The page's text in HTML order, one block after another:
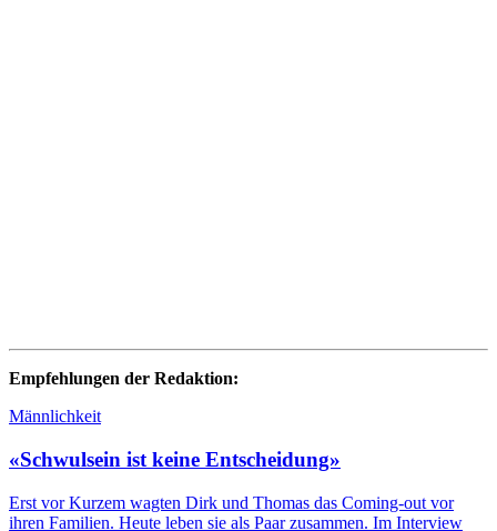
Empfehlungen der Redaktion:
Männlichkeit
«Schwulsein ist keine Entscheidung»
Erst vor Kurzem wagten Dirk und Thomas das Coming-out vor
ihren Familien. Heute leben sie als Paar zusammen. Im Interview